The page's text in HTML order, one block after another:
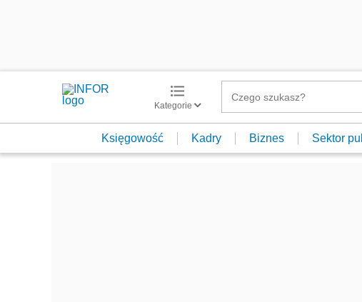
Kategorie
Księgowość Kadry Biznes Sektor